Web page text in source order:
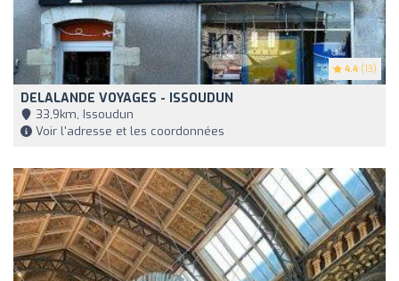
4.4 (13)
DELALANDE VOYAGES - ISSOUDUN
33,9km, Issoudun
Voir l'adresse et les coordonnées